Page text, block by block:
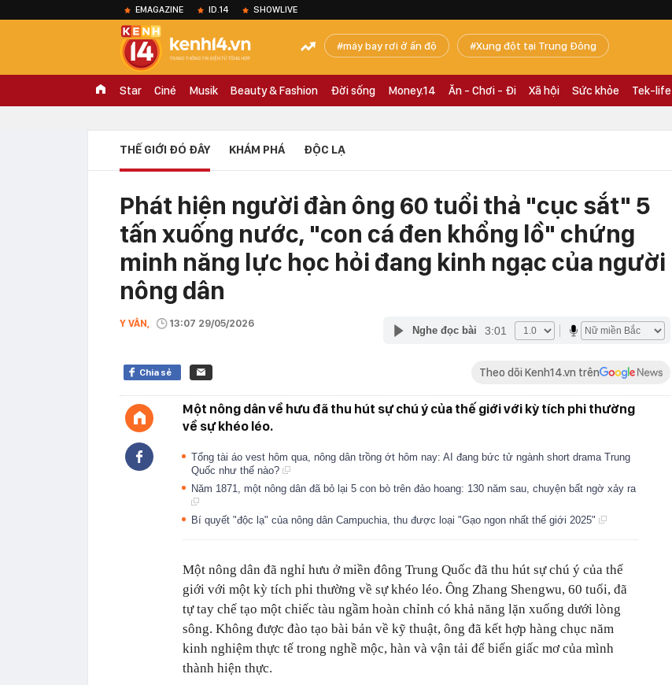
EMAGAZINE ID.14 SHOWLIVE
máy bay rơi ở ấn độ Xung đột tại Trung Đông
Star Ciné Musik Beauty & Fashion Đời sống Money.14 Ăn - Chơi - Đi Xã hội Sức khỏe Tek-life
THẾ GIỚI ĐÓ ĐÂY KHÁM PHÁ ĐỘC LẠ
Phát hiện người đàn ông 60 tuổi thả "cục sắt" 5
tấn xuống nước, "con cá đen khổng lồ" chứng
minh năng lực học hỏi đang kinh ngạc của người
nông dân
Y VÂN, 13:07 29/05/2026
Nghe đọc bài 3:01
Chia sẻ Theo dõi Kenh14.vn trên
Một nông dân về hưu đã thu hút sự chú ý của thế giới với kỳ tích phi thường
về sự khéo léo.
Tổng tài áo vest hôm qua, nông dân trồng ớt hôm nay: AI đang bức tử ngành short drama Trung
Quốc như thế nào?
Năm 1871, một nông dân đã bỏ lại 5 con bò trên đảo hoang: 130 năm sau, chuyện bất ngờ xảy ra
Bí quyết "độc lạ" của nông dân Campuchia, thu được loại "Gạo ngon nhất thế giới 2025"
Một nông dân đã nghỉ hưu ở miền đông Trung Quốc đã thu hút sự chú ý của thế
giới với một kỳ tích phi thường về sự khéo léo. Ông Zhang Shengwu, 60 tuổi, đã
tự tay chế tạo một chiếc tàu ngầm hoàn chỉnh có khả năng lặn xuống dưới lòng
sông. Không được đào tạo bài bản về kỹ thuật, ông đã kết hợp hàng chục năm
kinh nghiệm thực tế trong nghề mộc, hàn và vận tải để biến giấc mơ của mình
thành hiện thực.